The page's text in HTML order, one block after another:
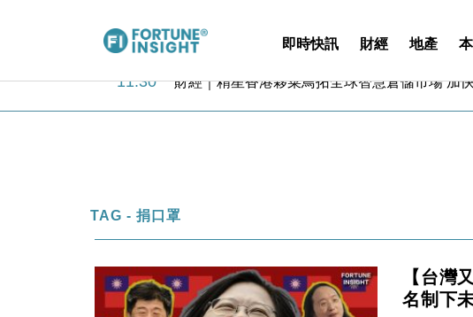
即時快訊 財經 地產
11:30 財經｜精星香港夥菜鳥拓全球智慧倉儲市場 加
18:15 本地｜新世界K11 9月升級會員制度 增鉑金卡級
17:40 財經｜本港6月零售額連升14個月 珠寶鐘錶銷
15:59 財經｜SA售股自救後再出手 斥4億美元押注未
11:30 財經｜精星香港夥菜鳥拓全球智慧倉儲市場 加
TAG - 捐口罩
【台灣
名制下